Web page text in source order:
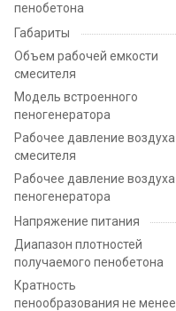
пенобетона
Габариты
Объем рабочей емкости
смесителя
Модель встроенного
пеногенератора
Рабочее давление воздуха
смесителя
Рабочее давление воздуха
пеногенератора
Напряжение питания
Диапазон плотностей
получаемого пенобетона
Кратность
пенообразования не менее